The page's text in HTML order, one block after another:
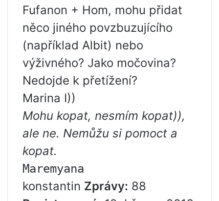
Fufanon + Hom, mohu přidat
něco jiného povzbuzujícího
(například Albit) nebo
výživného? Jako močovina?
Nedojde k přetížení?
Marina I))
Mohu kopat, nesmím kopat)),
ale ne. Nemůžu si pomoct a
kopat.
Maremyana
konstantin Zprávy: 88